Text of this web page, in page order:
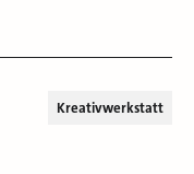
Kreativwerkstatt